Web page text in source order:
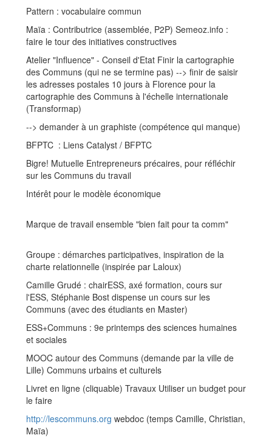
Pattern : vocabulaire commun
Maïa : Contributrice (assemblée, P2P) Semeoz.info :
faire le tour des initiatives constructives
Atelier "Influence" - Conseil d'Etat Finir la cartographie
des Communs (qui ne se termine pas) --> finir de saisir
les adresses postales 10 jours à Florence pour la
cartographie des Communs à l'échelle internationale
(Transformap)
--> demander à un graphiste (compétence qui manque)
BFPTC : Liens Catalyst / BFPTC
Bigre! Mutuelle Entrepreneurs précaires, pour réfléchir
sur les Communs du travail
Intérêt pour le modèle économique
Marque de travail ensemble "bien fait pour ta comm"
Groupe : démarches participatives, inspiration de la
charte relationnelle (inspirée par Laloux)
Camille Grudé : chairESS, axé formation, cours sur
l'ESS, Stéphanie Bost dispense un cours sur les
Communs (avec des étudiants en Master)
ESS+Communs : 9e printemps des sciences humaines
et sociales
MOOC autour des Communs (demande par la ville de
Lille) Communs urbains et culturels
Livret en ligne (cliquable) Travaux Utiliser un budget pour
le faire
http://lescommuns.org webdoc (temps Camille, Christian,
Maïa)